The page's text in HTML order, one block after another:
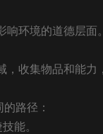
环境的道德层面。
收集物品和能力
路径：
能。